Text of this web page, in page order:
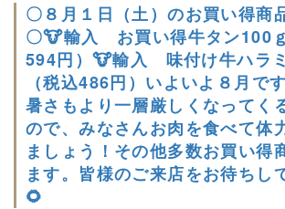
〇８月１日（土）のお買い得商
〇🐮輸入 お買い得牛タン100
594円）🐮輸入 味付け牛ハラ
（税込486円）いよいよ８月で
暑さもより一層厳しくなってく
ので、みなさんお肉を食べて体
ましょう！その他多数お買い得
ます。皆様のご来店をお待ちし
🌻